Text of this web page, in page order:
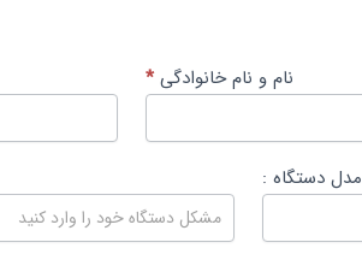
نام و نام خانوادگی*
مدل دستگاه :